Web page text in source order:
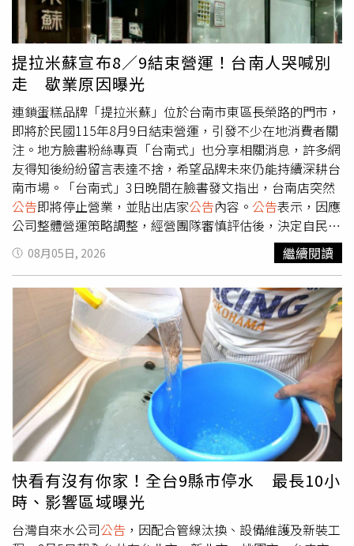
型藥物也為延緩病程帶來新希望，他也期待未來能透過更完
善的制度規畫，降低失智症對個人、家庭及社會的影響。確
診後仍可能面臨標籤 金融、工作與司法權益都可能受影響
一位具備「照顧者」與「輕度失智者」雙重身分的失智者代
表曾清芳分享，當年陪同妻子檢查時，意外發現兩人雙雙確
診失智，因害怕社會異樣眼光與失去工作的標籤，隱瞞病情
直到退休。他表示，對失智者而言，來自社會的誤解與標籤
常是壓力和阻力的來源，例如辦理金融或法律事務時，被貼
上「高風險客戶」拒於門外；誤觸法網時，也常被誤認為故
意犯罪而難以自辯。他認為，失智者需要的是合適的支持性
制度，才能繼續有尊嚴地生活在熟悉的社區。即使具備醫療
背景 失智家庭仍可能感到徬徨無助失智症家屬林靜芸醫師
分享照顧歷程，她坦言先生確診之初，自己對失智症的認識
仍停留在恐懼與無助，也曾聽聞照顧者因擔心家人走失而不
敢帶家人出門，甚至承受旁人異樣眼光。她指出，即使夫妻
兩人都受過專業醫療訓練、家中也聘有外籍看護，失智症來
臨時仍感到徬徨無助。照顧者也需制度支持 民團主張保障
就業與經濟權益中華民國家庭照顧者關懷總會陳景寧秘書長
表示，總會支持以「基本法」形式整合散落於各法規的資
源，並主張保障家庭照顧者在勞務、就業、心理、經濟與決
策支持等權利。他認為，相關制度不應只在家庭發生危機後
才介入，而應建立較具預防性的支持措施，降低照顧壓力持
續累積所帶來的風險。民團：失智症具隱性障礙特性 盼保
障平等參與權利中華民國身心障礙聯盟洪心平秘書長表示，
失智症屬於不易被察覺的隱性障礙，隨著高齡化加劇，人數
將持續快速增加。聯盟期待透過《失智症基本法》，保障失
智者的平等參與、支持性決策及社會融入，打造兼顧人權、
尊嚴與安全的共生社會。不只醫療長照 也涉及生活中的各
提拉米蘇宣布8／9結束營運！台南人哭喊別
走 歇業原因曝光
連鎖蛋糕品牌「提拉米蘇」位於台南市東區長榮路的門市，
即將於民國115年8月9日結束營運，引發不少在地消費者關
注。地方臉書粉絲專頁「台南式」也分享相關消息，許多網
友得知後紛紛留言表達不捨，希望品牌未來仍能持續深耕台
南市場。「台南式」3日晚間在臉書發文指出，台南店突然
公告即將停止營業，並貼出店家公告內容。 公告表示，因應
公司整體營運策略調整，經營團隊審慎評估後，決定自民國
115年8月9日起終止台南店營運，同時也向長期支持的消費
者表達感謝，感謝顧客多年來的支持與愛護。消息曝光後迅
速引起討論，貼文吸引超過3000人按讚，不少曾經光顧的
消費者留言表示遺憾，「不要離開台南」、「這是我最愛的
平價提拉米蘇」、「這家提拉米蘇是台南最便宜的，別家同
樣尺寸都要$800以上」、「希望只是搬遷，不是真的退出台
南」，也有民眾認為，目前店址停車不夠便利，希望未來若
重新設點，能選擇交通更加方便的位置。根據《東森新聞》
報導，台南店所在店面屬於業者自有資產，並非租約到期或
租金調漲所造成，因此此次停止營運與租金因素無關。據了
解，門市平時營運狀況並不差，高雄店店員也透露，台南店
歇業是公司整體決策，至於更進一步原因並未對外說明。業
者則維持低調態度，僅表示未來仍有可能另覓新據點或擇期
重新展店，相關規劃仍待公司後續安排，尚未公布新的營運
時程或地點。
08月05日, 2026 繼續閱讀
快看有沒有你家！全台9縣市停水 最長10小
時、影響區域曝光
台灣自來水公司公告 ，因配合管線汰換、設備維護及新裝工